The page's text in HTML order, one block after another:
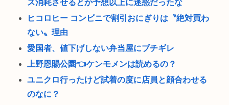
ス消耗させるとか予想以上に迷惑だったな
ヒコロヒー コンビニで割引おにぎりは〝絶対買わ
ない〟理由
愛国者、値下げしない弁当屋にブチギレ
上野恩賜公園👈ケンモメンは読めるの？
ユニクロ行ったけど試着の度に店員と顔合わせる
のなに？